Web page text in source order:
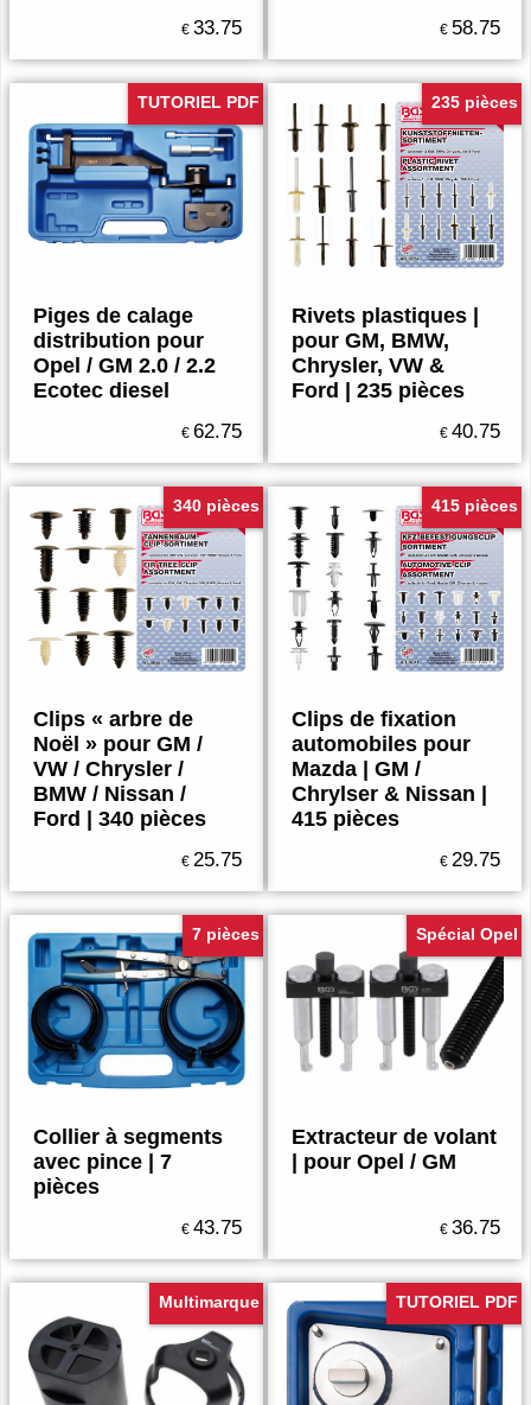
€ 33.75 € 58.75
TUTORIEL PDF
Piges de calage
distribution pour
Opel / GM 2.0 / 2.2
Ecotec diesel
€ 62.75
235 pièces
Rivets plastiques |
pour GM, BMW,
Chrysler, VW &
Ford | 235 pièces
€ 40.75
340 pièces
Clips « arbre de
Noël » pour GM /
VW / Chrysler /
BMW / Nissan /
Ford | 340 pièces
€ 25.75
415 pièces
Clips de fixation
automobiles pour
Mazda | GM /
Chrylser & Nissan |
415 pièces
€ 29.75
7 pièces
Collier à segments
avec pince | 7
pièces
€ 43.75
Spécial Opel
Extracteur de volant
| pour Opel / GM
€ 36.75
Multimarque TUTORIEL PDF